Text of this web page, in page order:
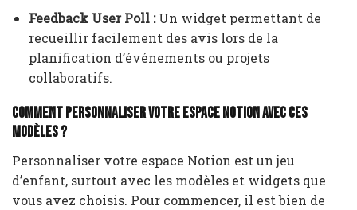
Feedback User Poll :Un widget permettant de
recueillir facilement des avis lors de la
planification d’événements ou projets
collaboratifs.
Comment personnaliser votre espace Notion avec ces
modèles ?
Personnaliser votre espace Notion est un jeu
d’enfant, surtout avec les modèles et widgets que
vous avez choisis. Pour commencer, il est bien de